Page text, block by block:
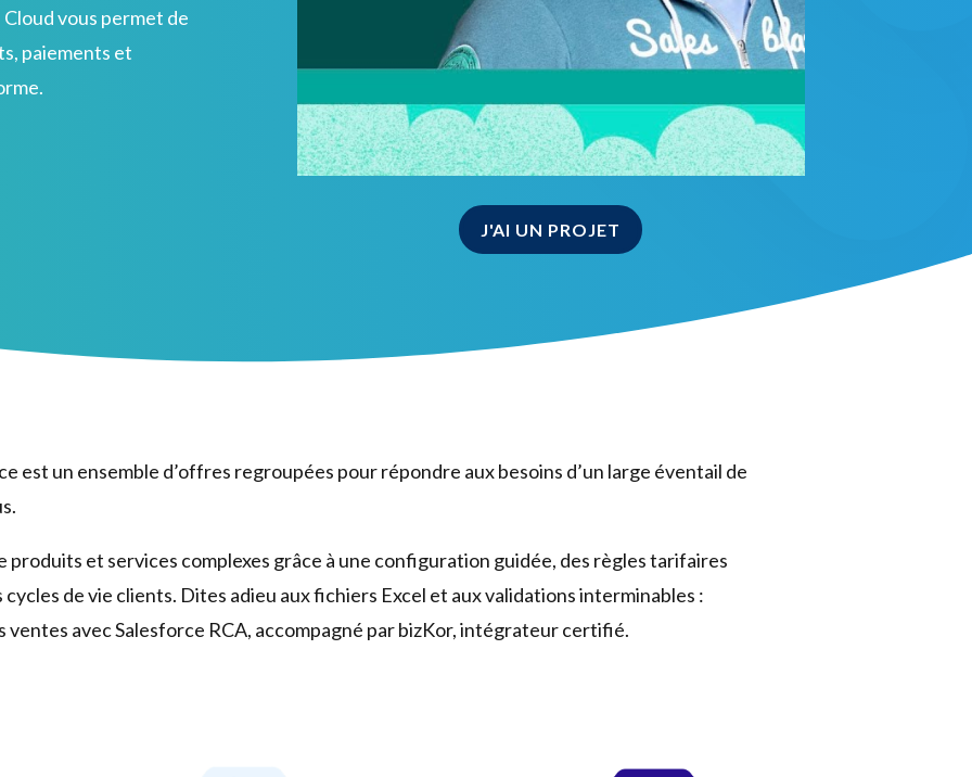
vous permet de
paiements et
J'AI UN PROJET
est un ensemble d’offres regroupées pour répondre aux besoins d’un large éventail de
produits et services complexes grâce à une configuration guidée, des règles tarifaires
de vie clients. Dites adieu aux fichiers Excel et aux validations interminables :
ventes avec Salesforce RCA, accompagné par bizKor, intégrateur certifié.